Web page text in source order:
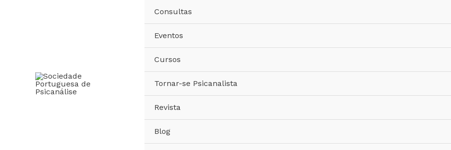
Consultas
Eventos
Cursos
Tornar-se Psicanalista
Revista
Blog